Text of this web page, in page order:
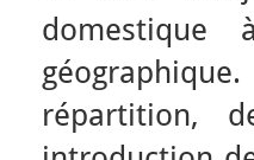
répartition,